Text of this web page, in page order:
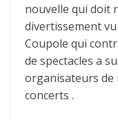
nouvelle qui doit
divertissement
Coupole qui
de spectacles a
organisateurs de
concerts .